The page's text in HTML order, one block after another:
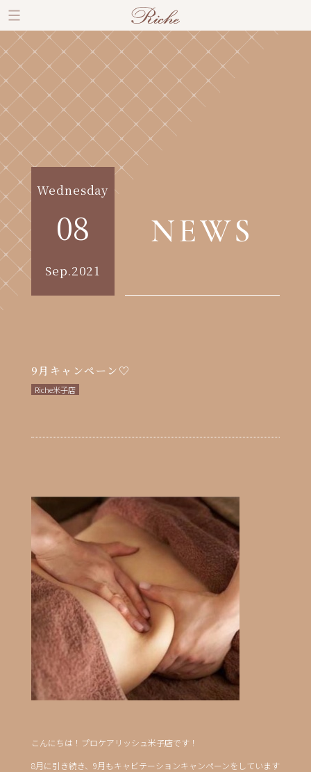
Wednesday
08
Sep.2021
NEWS
9月キャンペーン♡
Riche米子店
こんにちは！プロケアリッシュ米子店です！
8月に引き続き、9月もキャビテーションキャンペーンをしています